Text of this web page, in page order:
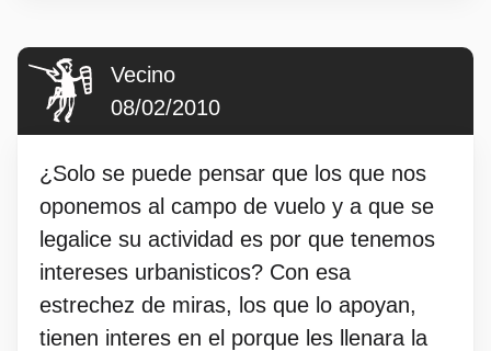
Vecino
08/02/2010
¿Solo se puede pensar que los que nos
oponemos al campo de vuelo y a que se
legalice su actividad es por que tenemos
intereses urbanisticos? Con esa
estrechez de miras, los que lo apoyan,
tienen interes en el porque les llenara la